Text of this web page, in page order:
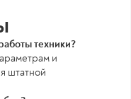
техники?
и
штатной